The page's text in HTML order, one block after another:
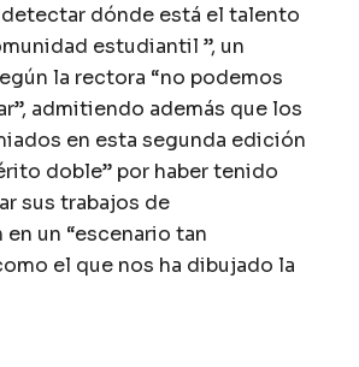
dónde está el talento
estudiantil ”, un
la rectora “no podemos
admitiendo además que los
en esta segunda edición
doble” por haber tenido
sus trabajos de
un “escenario tan
el que nos ha dibujado la